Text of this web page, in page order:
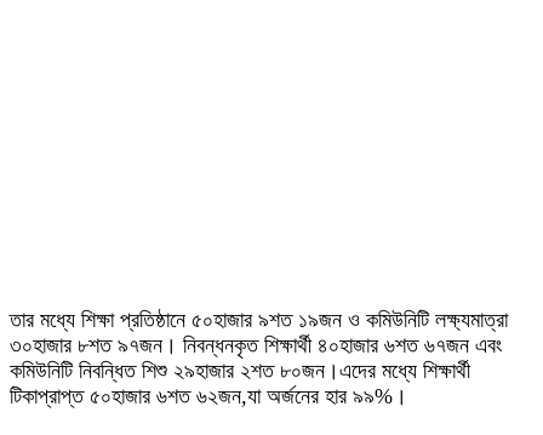
তার মধ্যে শিক্ষা প্রতিষ্ঠানে ৫০হাজার ৯শত ১৯জন ও কমিউনিটি লক্ষ্যমাত্রা
৩০হাজার ৮শত ৯৭জন। নিবন্ধনকৃত শিক্ষার্থী ৪০হাজার ৬শত ৬৭জন এবং
কমিউনিটি নিবন্ধিত শিশু ২৯হাজার ২শত ৮০জন।এদের মধ্যে শিক্ষার্থী
টিকাপ্রাপ্ত ৫০হাজার ৬শত ৬২জন,যা অর্জনের হার ৯৯%।